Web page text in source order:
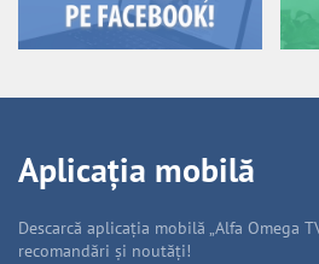
Aplicația mobilă
Descarcă aplicația mobilă „Alfa Omega
recomandări și noutăți!